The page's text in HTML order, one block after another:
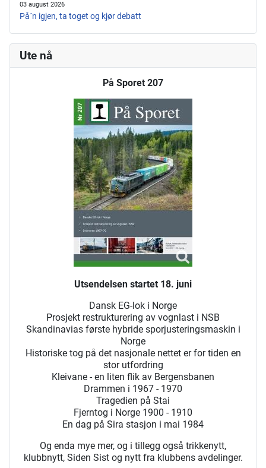
03 august 2026
På´n igjen, ta toget og kjør debatt
Ute nå
På Sporet 207
Utsendelsen startet 18. juni
Dansk EG-lok i Norge
Prosjekt restrukturering av vognlast i NSB
Skandinavias første hybride sporjusteringsmaskin i
Norge
Historiske tog på det nasjonale nettet er for tiden en
stor utfordring
Kleivane - en liten flik av Bergensbanen
Drammen i 1967 - 1970
Tragedien på Stai
Fjerntog i Norge 1900 - 1910
En dag på Sira stasjon i mai 1984
Og enda mye mer, og i tillegg også trikkenytt,
klubbnytt, Siden Sist og nytt fra klubbens avdelinger.